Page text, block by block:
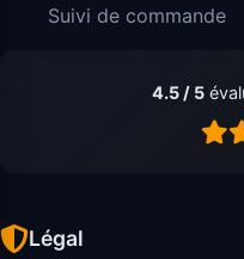
Suivi de commande
4.5 / 5
Légal